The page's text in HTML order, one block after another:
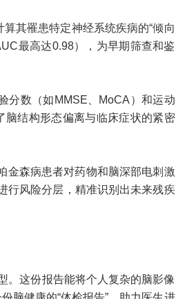
其罹患特定神经系统疾病的“倾向
最高达0.98），为早期筛查和鉴
分数（如MMSE、MoCA）和运动
脑结构形态偏离与临床症状的紧密
金森病患者对药物和脑深部电刺激
行风险分层，精准识别出未来残疾
。这份报告能将个人复杂的脑影像